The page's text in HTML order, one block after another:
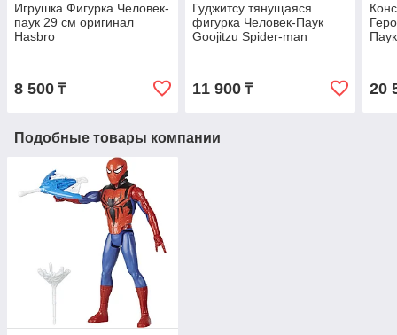
Игрушка Фигурка Человек-
паук 29 см оригинал
Hasbro
8 500 ₸
Гуджитсу тянущаяся
фигурка Человек-Паук
Goojitzu Spider-man
11 900₸ 20
Подобные товары компании